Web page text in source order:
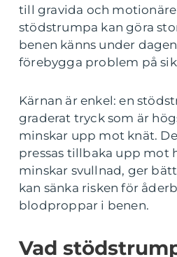
till gravida och
stödstrumpa kan göra
benen känns under
förebygga problem på
Kärnan är enkel: en
graderat tryck som är
minskar upp mot knät.
pressas tillbaka upp mot
minskar svullnad, ger
kan sänka risken för
blodproppar i benen.
Vad